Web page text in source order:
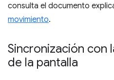
consulta el documento
movimiento.
Sincronización con
de la pantalla